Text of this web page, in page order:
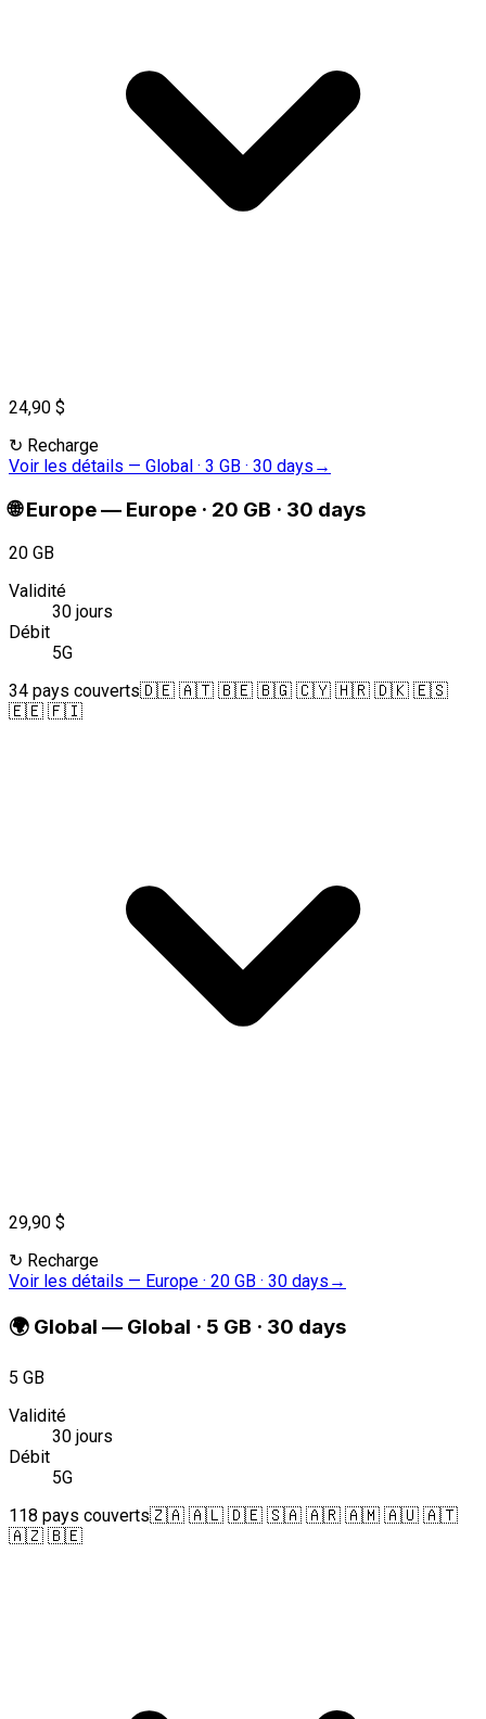
24,90 $
↻ Recharge
Voir les détails — Global · 3 GB · 30 days →
🌐 Europe— Europe · 20 GB · 30 days
20 GB
Validité
30 jours
Débit
5G
34 pays couverts🇩🇪 🇦🇹 🇧🇪 🇧🇬 🇨🇾 🇭🇷 🇩🇰 🇪🇸
🇪🇪 🇫🇮
29,90 $
↻ Recharge
Voir les détails — Europe · 20 GB · 30 days →
🌍 Global — Global · 5 GB · 30 days
5 GB
Validité
30 jours
Débit
5G
118 pays couverts🇿🇦 🇦🇱 🇩🇪 🇸🇦 🇦🇷 🇦🇲 🇦🇺 🇦🇹
🇦🇿 🇧🇪